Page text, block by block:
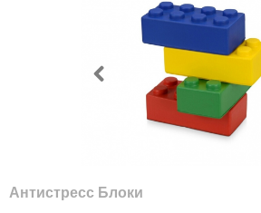
Антистресс Блоки